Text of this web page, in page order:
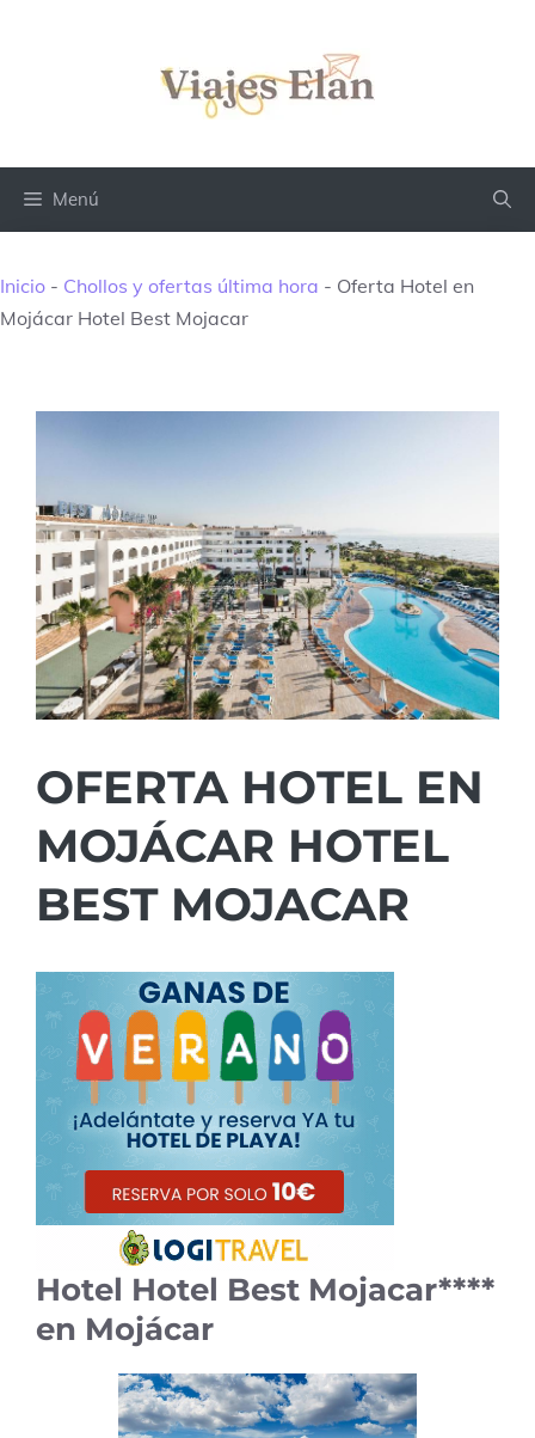
Menú
Inicio - Chollos y ofertas última hora - Oferta Hotel en
Mojácar Hotel Best Mojacar
OFERTA HOTEL EN
MOJÁCAR HOTEL
BEST MOJACAR
Hotel Hotel Best Mojacar****
en Mojácar